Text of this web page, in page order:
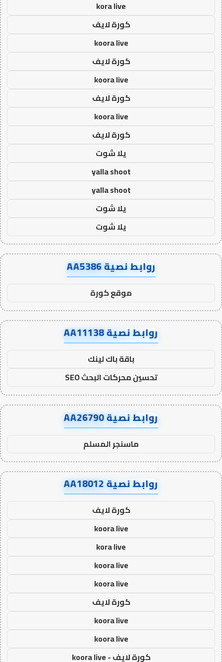
kora live
كورة لايف
koora live
كورة لايف
koora live
كورة لايف
koora live
كورة لايف
يلا شوت
yalla shoot
yalla shoot
يلا شوت
يلا شوت
روابط نصية AA5386
موقع كورة
روابط نصية AA11138
باقة باك لينك
تحسين محركات البحث SEO
روابط نصية AA26790
ماسنجر المسلم
روابط نصية AA18012
كورة لايف
koora live
kora live
koora live
koora live
كورة لايف
koora live
koora live
كورة لايف - koora live